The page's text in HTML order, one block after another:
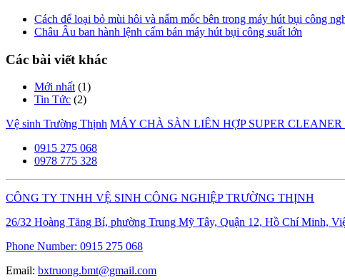
Cách để loại bỏ mùi hôi và nấm mốc bên trong máy hút bụi công
Châu Âu ban hành lệnh cấm bán máy hút bụi công suất lớn
Các bài viết khác
Mới nhất(1)
Tin Tức (2)
Vệ sinh Trường Thịnh MÁY CHÀ SÀN LIÊN HỢP SUPER CLEANER
0915 275 068
0978 775 328
CÔNG TY TNHH VỆ SINH CÔNG NGHIỆP TRƯỜNG THỊNH
26/32 Hoàng Tăng Bí, phường Trung Mỹ Tây, Quận 12, Hồ Chí Minh,
Phone Number: 0915 275 068
Email: bxtruong.bmt@gmail.com